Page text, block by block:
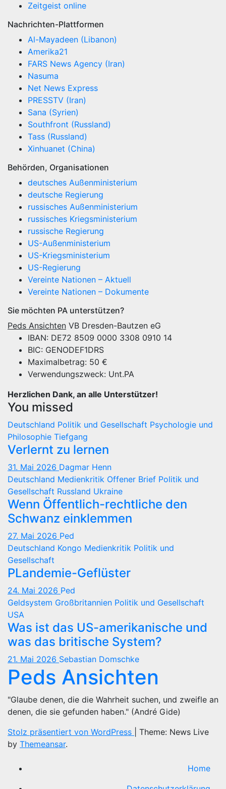
Zeitgeist online
Nachrichten-Plattformen
Al-Mayadeen (Libanon)
Amerika21
FARS News Agency (Iran)
Nasuma
Net News Express
PRESSTV (Iran)
Sana (Syrien)
Southfront (Russland)
Tass (Russland)
Xinhuanet (China)
Behörden, Organisationen
deutsches Außenministerium
deutsche Regierung
russisches Außenministerium
russisches Kriegsministerium
russische Regierung
US-Außenministerium
US-Kriegsministerium
US-Regierung
Vereinte Nationen – Aktuell
Vereinte Nationen – Dokumente
Sie möchten PA unterstützen?
Peds Ansichten VB Dresden-Bautzen eG
IBAN: DE72 8509 0000 3308 0910 14
BIC: GENODEF1DRS
Maximalbetrag: 50 €
Verwendungszweck: Unt.PA
Herzlichen Dank, an alle Unterstützer!
You missed
Deutschland Politik und Gesellschaft Psychologie und
Philosophie Tiefgang
Verlernt zu lernen
31. Mai 2026 Dagmar Henn
Deutschland Medienkritik Offener Brief Politik und
Gesellschaft Russland Ukraine
Wenn Öffentlich-rechtliche den
Schwanz einklemmen
27. Mai 2026 Ped
Deutschland Kongo Medienkritik Politik und
Gesellschaft
PLandemie-Geflüster
24. Mai 2026 Ped
Geldsystem Großbritannien Politik und Gesellschaft
USA
Was ist das US-amerikanische und
was das britische System?
21. Mai 2026 Sebastian Domschke
Peds Ansichten
"Glaube denen, die die Wahrheit suchen, und zweifle an
denen, die sie gefunden haben." (André Gide)
Stolz präsentiert von WordPress
Theme: News Live
by Themeansar.
Home